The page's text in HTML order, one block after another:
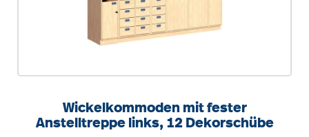
Wickelkommoden mit fester
Anstelltreppe links, 12 Dekorschübe